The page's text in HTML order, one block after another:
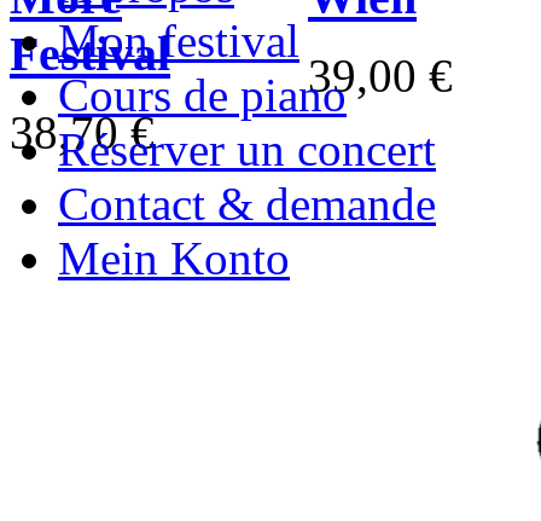
Festival
38,70 €
39,00 €
Mon festival
Cours de piano
Réserver un concert
Contact & demande
Mein Konto